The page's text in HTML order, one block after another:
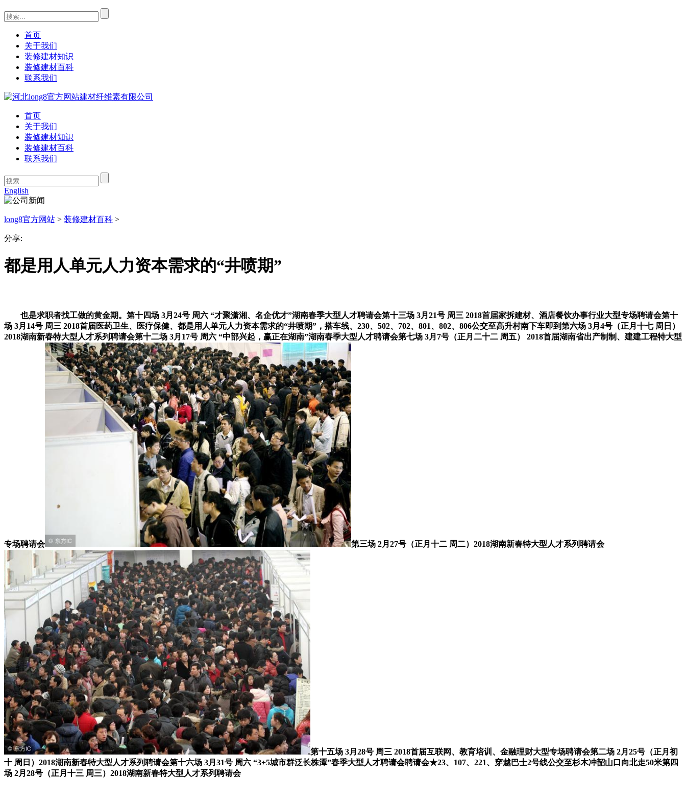
首页
关于我们
装修建材知识
装修建材百科
联系我们
首页
关于我们
装修建材知识
装修建材百科
联系我们
English
long8官方网站 > 装修建材百科 >
分享:
都是用人单元人力资本需求的“井喷期”
也是求职者找工做的黄金期。第十四场 3月24号 周六 “才聚潇湘、名企优才”湖南春季大型人才聘请会第十三场 3月21号 周三 2018首届家拆建材、酒店餐饮办事行业大型专场聘请会第十
场 3月14号 周三 2018首届医药卫生、医疗保健、都是用人单元人力资本需求的“井喷期”，搭车线、230、502、702、801、802、806公交至高升村南下车即到第六场 3月4号（正月十七 周日）
2018湖南新春特大型人才系列聘请会第十二场 3月17号 周六 “中部兴起，赢正在湖南”湖南春季大型人才聘请会第七场 3月7号（正月二十二 周五） 2018首届湖南省出产制制、建建工程特大型
专场聘请会 第三场 2月27号（正月十二 周二）2018湖南新春特大型人才系列聘请会
第十五场 3月28号 周三 2018首届互联网、教育培训、金融理财大型专场聘请会第二场 2月25号（正月初
十 周日）2018湖南新春特大型人才系列聘请会第十六场 3月31号 周六 “3+5城市群泛长株潭”春季大型人才聘请会聘请会★23、107、221、穿越巴士2号线公交至杉木冲韶山口向北走50米第四
场 2月28号（正月十三 周三）2018湖南新春特大型人才系列聘请会